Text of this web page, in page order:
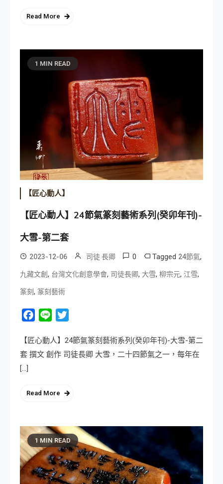
Read More
1 MIN READ
【匠心動人】
【匠心動人】24節氣篆刻藝術系列(癸卯年刊)-
大雪-第二套
2023-12-06 司徒 長卿 0 Tagged 24節氣,
九藏文創 , 台灣文化創意學會, 司徒長卿, 大雪, 柳宗元, 江雪,
篆刻, 篆刻藝術
Facebook
Line
【匠心動人】24節氣篆刻藝術系列(癸卯年刊)-大雪-第二
套 撰文 創作 司徒長卿 大雪，二十四節氣之一，每年在
[…]
Read More
1 MIN READ